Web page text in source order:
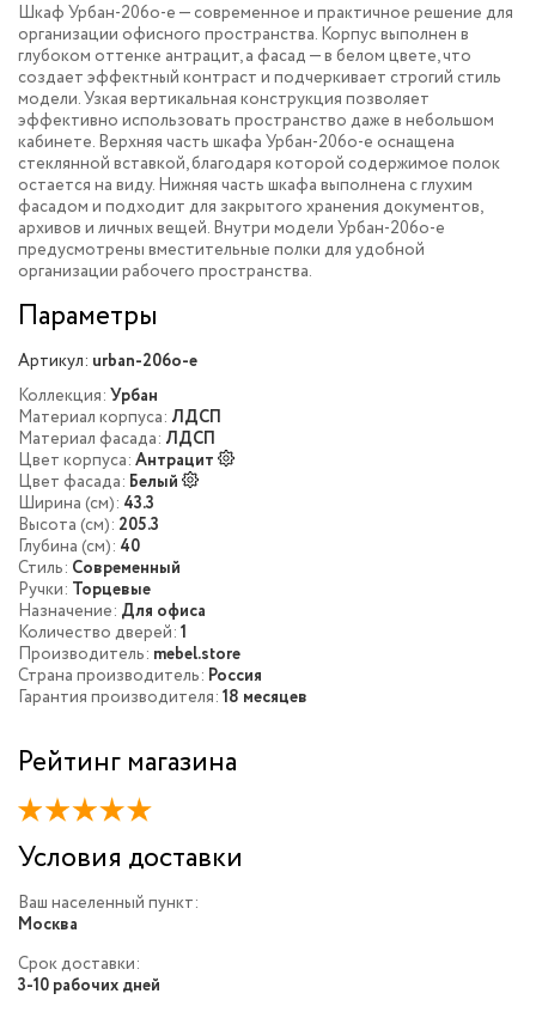
Шкаф Урбан-206o-e — современное и практичное решение для
организации офисного пространства. Корпус выполнен в
глубоком оттенке антрацит, а фасад — в белом цвете, что
создает эффектный контраст и подчеркивает строгий стиль
модели. Узкая вертикальная конструкция позволяет
эффективно использовать пространство даже в небольшом
кабинете. Верхняя часть шкафа Урбан-206o-e оснащена
стеклянной вставкой, благодаря которой содержимое полок
остается на виду. Нижняя часть шкафа выполнена с глухим
фасадом и подходит для закрытого хранения документов,
архивов и личных вещей. Внутри модели Урбан-206o-e
предусмотрены вместительные полки для удобной
организации рабочего пространства.
Параметры
Артикул: urban-206o-e
Коллекция: Урбан
Материал корпуса: ЛДСП
Материал фасада: ЛДСП
Цвет корпуса: Антрацит
Цвет фасада: Белый
Ширина (см): 43.3
Высота (см): 205.3
Глубина (см): 40
Стиль: Современный
Ручки: Торцевые
Назначение: Для офиса
Количество дверей: 1
Производитель: mebel.store
Страна производитель: Россия
Гарантия производителя: 18 месяцев
Рейтинг магазина
Условия доставки
Ваш населенный пункт:
Москва
Срок доставки:
3-10 рабочих дней